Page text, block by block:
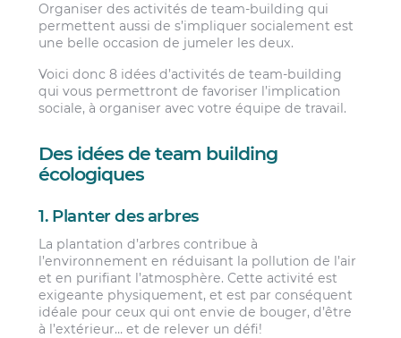
Organiser des activités de team-building qui
permettent aussi de s’impliquer socialement est
une belle occasion de jumeler les deux.
Voici donc 8 idées d’activités de team-building
qui vous permettront de favoriser l’implication
sociale, à organiser avec votre équipe de travail.
Des idées de team building
écologiques
1. Planter des arbres
La plantation d’arbres contribue à
l’environnement en réduisant la pollution de l’air
et en purifiant l’atmosphère. Cette activité est
exigeante physiquement, et est par conséquent
idéale pour ceux qui ont envie de bouger, d’être
à l’extérieur… et de relever un défi!